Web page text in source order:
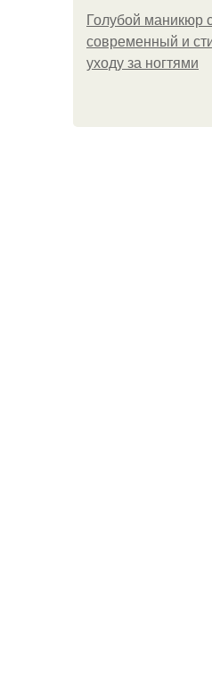
Голубой маникюр
современный и
уходу за ногтями